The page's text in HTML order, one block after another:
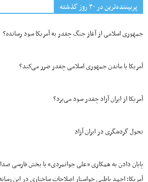
پربیننده‌ترین‌ در ۳۰ روز گذشته
جمهوری اسلامی از آغاز جنگ چقدر به آمریکا سود رسانده؟
آمریکا با ماندن جمهوری اسلامی چقدر ضرر می‌کند؟
آمریکا از ایران آزاد چقدر سود می‌برد؟
تحول گردشگری در ایران آزاد
پایان دادن به همکاری «علی جوانمردی» با بخش فارسی
آمریکا؛ احمد باطبی خواستار اصلاحات ساختاری در این